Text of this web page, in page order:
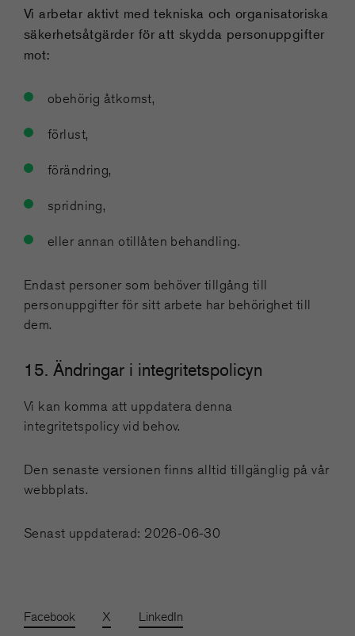
Vi arbetar aktivt med tekniska och organisatoriska
säkerhetsåtgärder för att skydda personuppgifter
mot:
obehörig åtkomst,
förlust,
förändring,
spridning,
eller annan otillåten behandling.
Endast personer som behöver tillgång till
personuppgifter för sitt arbete har behörighet till
dem.
15. Ändringar i integritetspolicyn
Vi kan komma att uppdatera denna
integritetspolicy vid behov.
Den senaste versionen finns alltid tillgänglig på vår
webbplats.
Senast uppdaterad: 2026-06-30
Facebook X LinkedIn